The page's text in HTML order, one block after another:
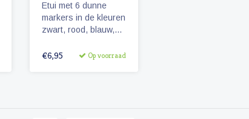
Etui met 6 dunne
markers in de kleuren
zwart, rood, blauw,
De stiften zijn
€6,95 Op voorraad